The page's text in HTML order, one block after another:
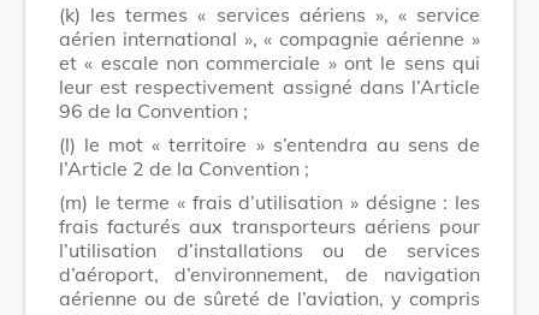
(k) les termes « services aériens », « service
aérien international », « compagnie aérienne »
et « escale non commerciale » ont le sens qui
leur est respectivement assigné dans l’Article
96 de la Convention ;
(l) le mot « territoire » s’entendra au sens de
l’Article 2 de la Convention ;
(m) le terme « frais d’utilisation » désigne : les
frais facturés aux transporteurs aériens pour
l’utilisation d’installations ou de services
d’aéroport, d’environnement, de navigation
aérienne ou de sûreté de l’aviation, y compris